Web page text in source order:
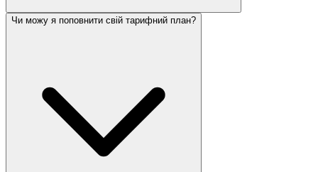
Чи можу я поповнити свій тарифний план?